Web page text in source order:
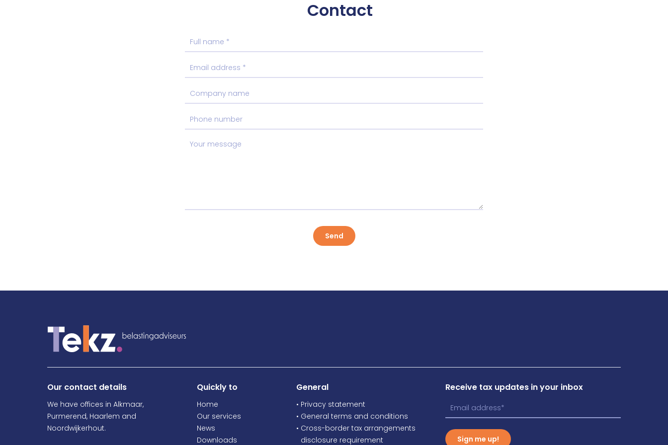
Contact
Send
Our contact details
We have offices in Alkmaar,
Purmerend, Haarlem and
Noordwijkerhout.
Quickly to
Home
Our services
News
Downloads
General
• Privacy statement
• General terms and conditions
• Cross-border tax arrangements
disclosure requirement
Receive tax updates in your inbox
Sign me up!